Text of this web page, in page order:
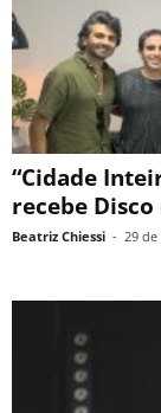
“Cidade
recebe
Beatriz Chiessi - 29